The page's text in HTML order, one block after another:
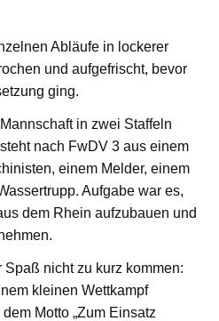
Abläufe in lockerer
und aufgefrischt, bevor
ging.
in zwei Staffeln
nach FwDV 3 aus einem
einem Melder, einem
Aufgabe war es,
dem Rhein aufzubauen und
nicht zu kurz kommen:
kleinen Wettkampf
Motto „Zum Einsatz